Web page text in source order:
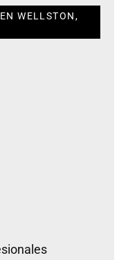
WELLSTON,